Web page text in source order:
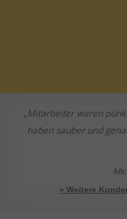
Mitarbeiter waren
haben sauber und
» Weitere